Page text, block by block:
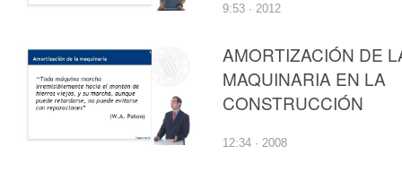
9:53 · 2012
AMORTIZACIÓN DE
MAQUINARIA EN LA
CONSTRUCCIÓN
12:34 · 2008